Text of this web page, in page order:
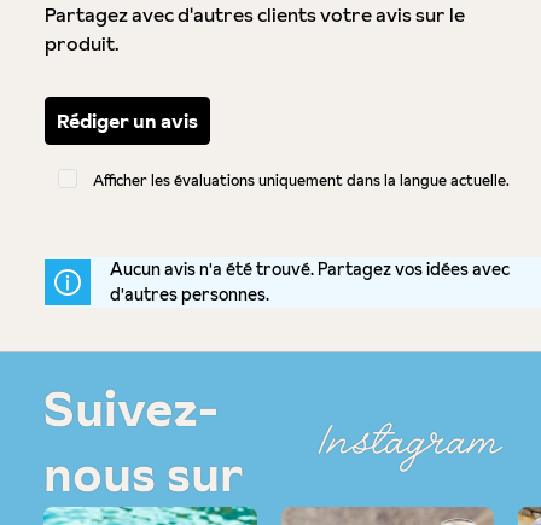
Partagez avec d'autres clients votre avis sur le
produit.
Rédiger un avis
Afficher les évaluations uniquement dans la langue actuelle.
Aucun avis n'a été trouvé. Partagez vos idées avec
d'autres personnes.
Suivez-
nous sur
Instagram